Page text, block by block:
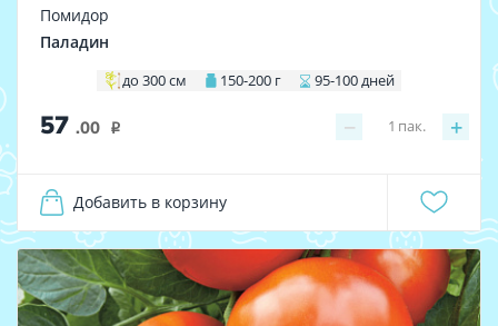
Помидор
Паладин
до 300 см 150-200 г 95-100 дней
57 .00 i − +
1 пак.
Добавить в корзину